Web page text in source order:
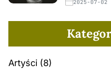
2025-07-02
Artyści(8)